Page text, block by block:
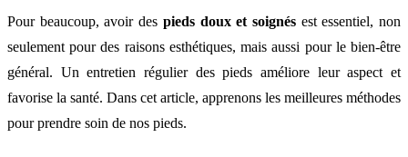
Pour beaucoup, avoir des pieds doux et soignésest essentiel, non
seulement pour des raisons esthétiques, mais aussi pour le bien-être
général. Un entretien régulier des pieds améliore leur aspect et
favorise la santé. Dans cet article, apprenons les meilleures méthodes
pour prendre soin de nos pieds.